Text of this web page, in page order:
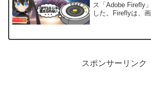
ス「Adobe Firefly
した。Fireflyは、
な画像生成やテキ
スポンサーリンク